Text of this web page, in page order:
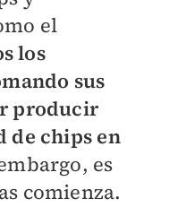
el
los
sus
producir
de chips en
es
comienza.